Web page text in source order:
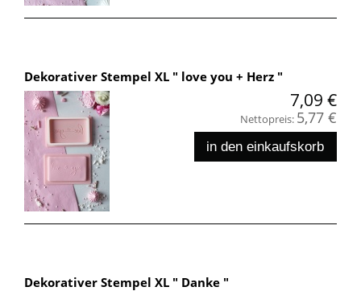
Dekorativer Stempel XL " love you + Herz "
7,09 €
Nettopreis: 5,77 €
in den einkaufskorb
Dekorativer Stempel XL " Danke "